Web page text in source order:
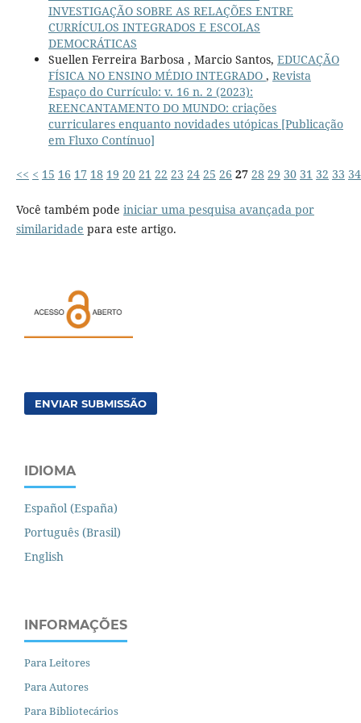
INVESTIGAÇÃO SOBRE AS RELAÇÕES ENTRE
CURRÍCULOS INTEGRADOS E ESCOLAS
DEMOCRÁTICAS
Suellen Ferreira Barbosa , Marcio Santos, EDUCAÇÃO
FÍSICA NO ENSINO MÉDIO INTEGRADO , Revista
Espaço do Currículo: v. 16 n. 2 (2023):
REENCANTAMENTO DO MUNDO: criações
curriculares enquanto novidades utópicas [Publicação
em Fluxo Contínuo]
<< < 15 16 17 18 19 20 21 22 23 24 25 26 27 28 29 30 31 32 33 34
Você também pode iniciar uma pesquisa avançada por
similaridade para este artigo.
ENVIAR SUBMISSÃO
IDIOMA
Español (España)
Português (Brasil)
English
INFORMAÇÕES
Para Leitores
Para Autores
Para Bibliotecários